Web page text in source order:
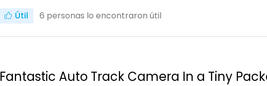
Útil 6 personas lo encontraron útil
Fantastic Auto Track Camera In a Tiny